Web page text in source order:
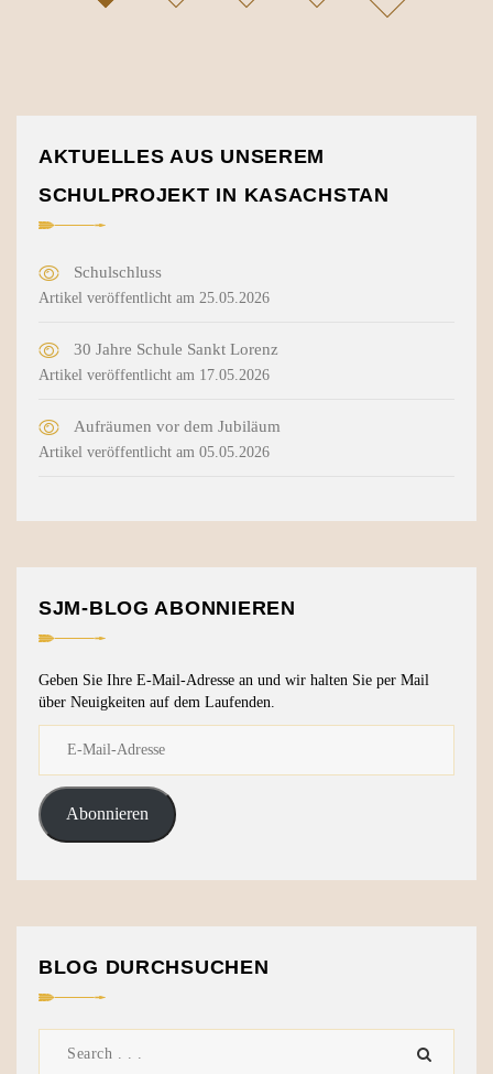
AKTUELLES AUS UNSEREM
SCHULPROJEKT IN KASACHSTAN
Schulschluss
Artikel veröffentlicht am 25.05.2026
30 Jahre Schule Sankt Lorenz
Artikel veröffentlicht am 17.05.2026
Aufräumen vor dem Jubiläum
Artikel veröffentlicht am 05.05.2026
SJM-BLOG ABONNIEREN
Geben Sie Ihre E-Mail-Adresse an und wir halten Sie per Mail
über Neuigkeiten auf dem Laufenden.
Abonnieren
BLOG DURCHSUCHEN